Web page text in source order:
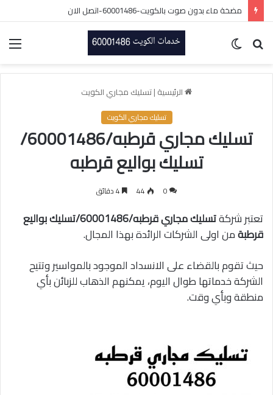
مضخة ماء بدون صوت بالكويت-60001486-اتصل الان
بحث
الرئيسية |تسليك مجاري الكويت
تسليك مجاري الكويت
تسليك مجاري قرطبه/60001486/
تسليك بواليع قرطبه
0
44
تعتبر شركة
تسليك مجاري قرطبه/60001486/تسليك بواليع
قرطبةمن اولى الشركات الرائدة بهذا المجال.
حيث تقوم بالقضاء على الانسداد الموجود بالمواسير وتتيح
الشركة خدماتها طوال اليوم، يمكنهم الذهاب للزبائن بأي
منطقة وبأي وقت.